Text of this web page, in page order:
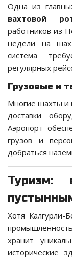
Одна из
вахтовой
работников из
недели на
система
регулярных
Грузовые и
Многие шахты и
доставки
Аэропорт
грузов и
добраться
Туризм:
Хотя Калгурли-
хранит
исторические